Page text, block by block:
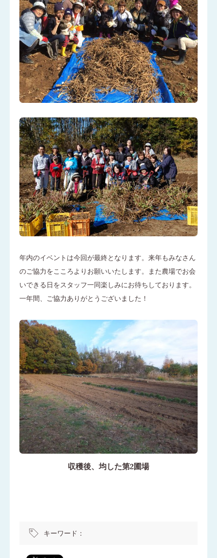
年内のイベントは今回が最終となります。来年もみなさん
のご協力をこころよりお願いいたします。また農場でお会
いできる日をスタッフ一同楽しみにお待ちしております。
一年間、ご協力ありがとうございました！
収穫後、均した第2圃場
キーワード：